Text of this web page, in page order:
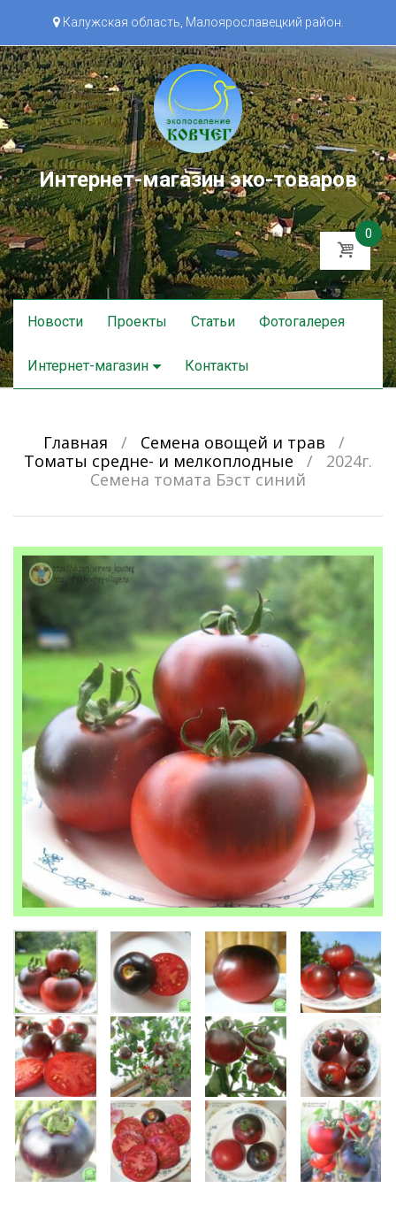
Калужская область, Малоярославецкий район.
Интернет-магазин эко-товаров
0
Skip
to
Новости Проекты Статьи Фотогалерея
Интернет-магазин Контакты
Главная / Семена овощей и трав
/
Томаты средне- и мелкоплодные
/
2024г.
Семена томата Бэст синий